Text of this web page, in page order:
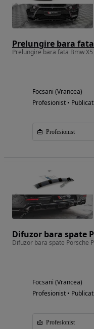
Focsani (Vrancea)
Profesionist • Publicat
Profesionist
Focsani (Vrancea)
Profesionist • Publicat
Profesionist